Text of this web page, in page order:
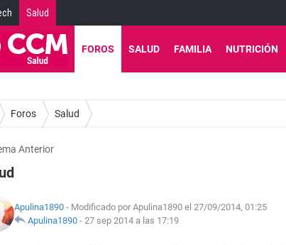
Salud
FOROS SALUD FAMILIA NUTRICIÓN
Foros Salud
Anterior
Apulina1890 - Modificado por Apulina1890 el 27/09/2014, 01:25
Apulina1890 - 27 sep 2014 a las 17:19